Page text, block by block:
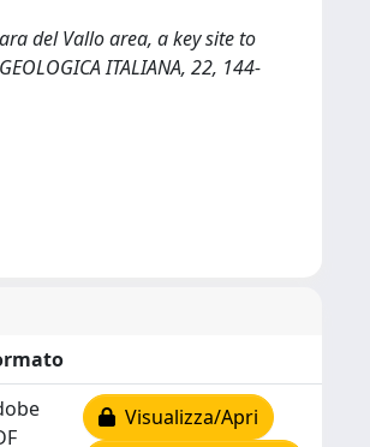
del Vallo area, a key site to
ITALIANA, 22, 144-
Visualizza/Apri